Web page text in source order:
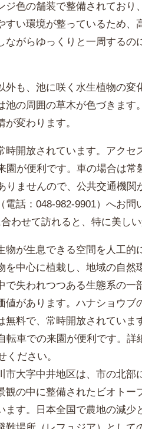
ジ色の舗装で整備されており
すい環境が整っているため、
ながらゆっくりと一周する
外も、池に咲く水生植物の
池の周囲の草木が色づきま
変わります。
時開放されています。アク
園が便利です。車の場合は
りませんので、公共交通機
電話：048-982-9901）へお
わせて訪れると、特に美し
物が生息できる空間を人工
を中心に植栽し、地域の自
で失われつつある生態系の
値があります。ハナショウブ
無料で、常時開放されていま
転車での来園が便利です。
ください。
市大字中井地区は、市の北部
観の中に整備されたビオト
ます。日本全国で農地の減